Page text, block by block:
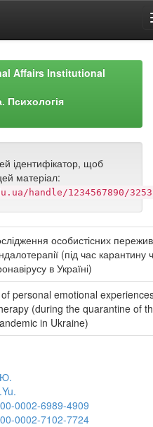
Affairs Institutional
Психологія
ідентифікатор, щоб
матеріал:
handle/1234567890/3253
особистісних
(під час карантину
в Україні)
personal emotional
(during the quarantine of
in Ukraine)
0002-6989-4909
0002-7102-7724